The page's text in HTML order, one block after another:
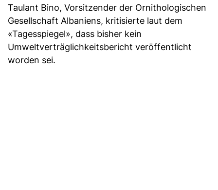
Taulant Bino, Vorsitzender der Ornithologischen
Gesellschaft Albaniens, kritisierte laut dem
«Tagesspiegel», dass bisher kein
Umweltverträglichkeitsbericht veröffentlicht
worden sei.